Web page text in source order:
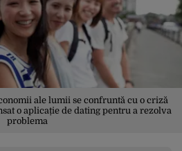
ale lumii se confruntă cu o criză
o aplicație de dating pentru a rezolva
problema